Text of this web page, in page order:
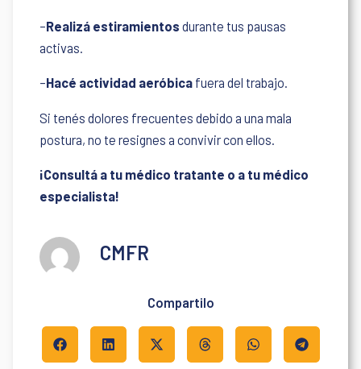
–Realizá estiramientos durante tus pausas
activas.
–Hacé actividad aeróbica fuera del trabajo.
Si tenés dolores frecuentes debido a una mala
postura, no te resignes a convivir con ellos.
¡Consultá a tu médico tratante o a tu médico
especialista!
CMFR
Compartilo